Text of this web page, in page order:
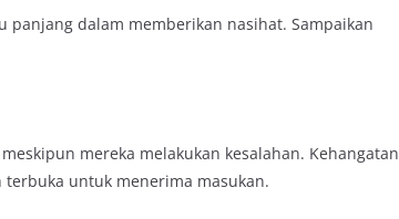
dalam memberikan nasihat. Sampaikan
mereka melakukan kesalahan. Kehangatan
untuk menerima masukan.